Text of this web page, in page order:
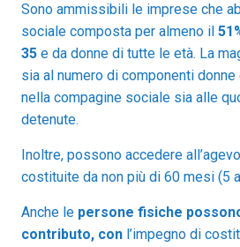
Sono ammissibili le imprese che
sociale composta per almeno il
35 e da donne di tutte le età. La
sia al numero di componenti
nella compagine sociale sia alle
detenute.
Inoltre, possono accedere
costituite da non più di 60 mesi (5
Anche le persone fisiche
contributo, con l’impegno di